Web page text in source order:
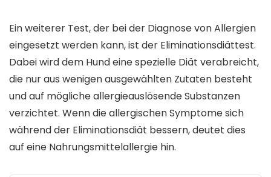
Ein weiterer Test, der bei der Diagnose von Allergien
eingesetzt werden kann, ist der Eliminationsdiättest.
Dabei wird dem Hund eine spezielle Diät verabreicht,
die nur aus wenigen ausgewählten Zutaten besteht
und auf mögliche allergieauslösende Substanzen
verzichtet. Wenn die allergischen Symptome sich
während der Eliminationsdiät bessern, deutet dies
auf eine Nahrungsmittelallergie hin.